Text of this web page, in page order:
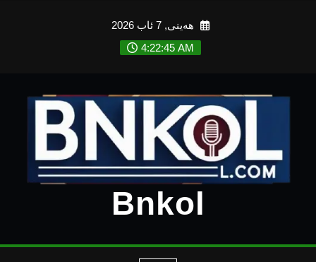
هەینی, 7 ئاب 2026
4:22:47 AM
Bnkol